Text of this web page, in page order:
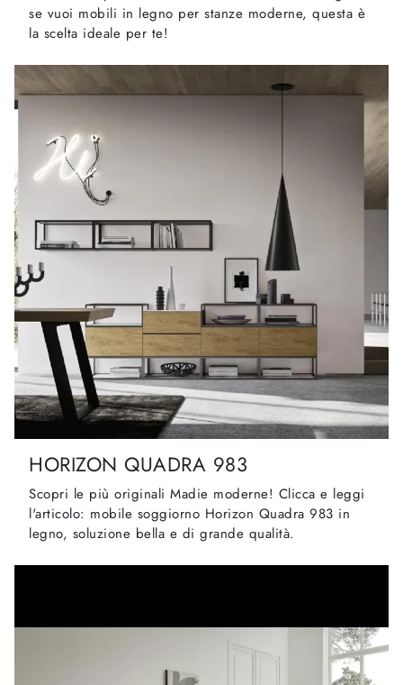
se vuoi mobili in legno per stanze moderne, questa è
la scelta ideale per te!
HORIZON QUADRA 983
Scopri le più originali Madie moderne! Clicca e leggi
l'articolo: mobile soggiorno Horizon Quadra 983 in
legno, soluzione bella e di grande qualità.